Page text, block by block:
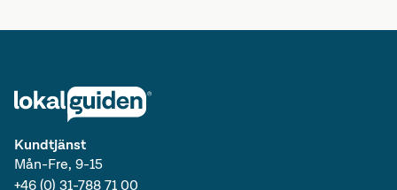
Lediga lagerlokaler i Sverige
Lediga övriga lokaler i Sverige
Lediga produktionslokaler
Lediga lagerlokaler
Kundtjänst
Mån-Fre, 9-15
+46 (0) 31-788 71 00